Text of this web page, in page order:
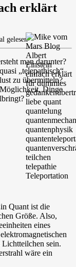
erklärt
gelesen
man darunter?
„telepathisch“
zu übermitteln?
Dinge
Quant ist die
Größe. Also,
eines
sein.
wäre ein